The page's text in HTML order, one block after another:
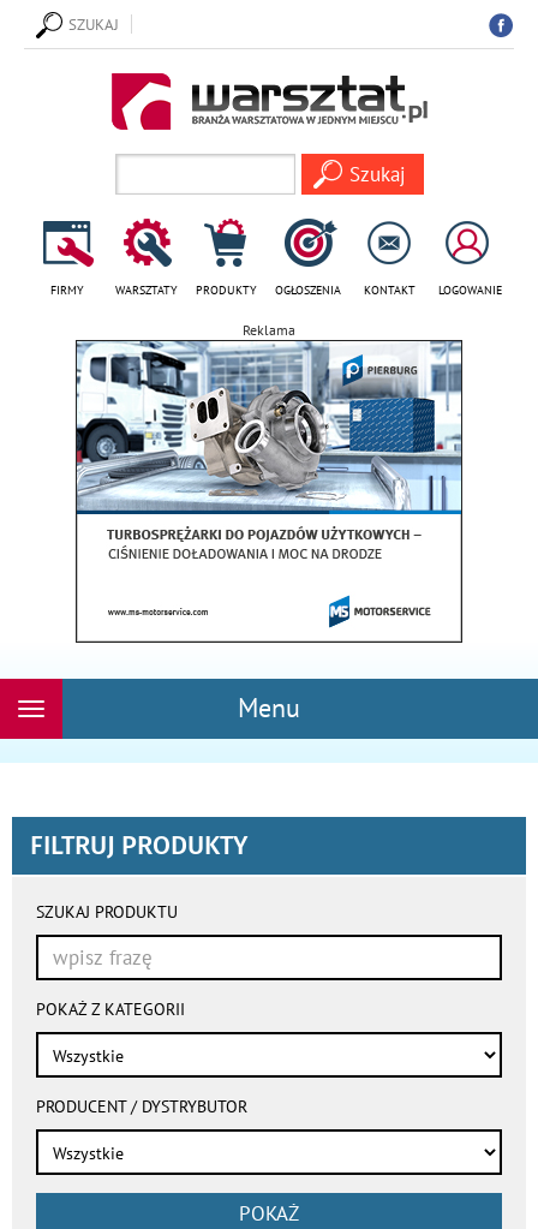
SZUKAJ
FIRMY WARSZTATY PRODUKTY OGŁOSZENIA KONTAKT LOGOWANIE
Reklama
Menu
Rozwiń
FILTRUJ PRODUKTY
wyszukiwania
automatycznie
SZUKAJ PRODUKTU
POKAŻ Z KATEGORII
PRODUCENT / DYSTRYBUTOR
POKAŻ